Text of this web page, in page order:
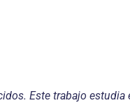
Este trabajo